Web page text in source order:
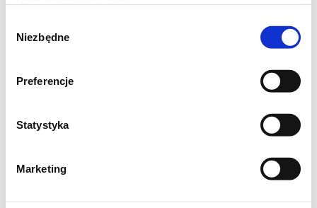
zgody
Niezbędne
Preferencje
Statystyka
Marketing